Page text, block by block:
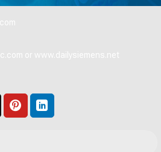
or www.dailysiemens.net